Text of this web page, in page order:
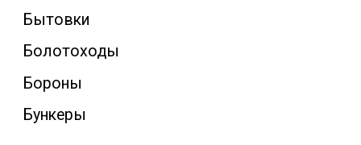
Бытовки
Болотоходы
Бороны
Бункеры